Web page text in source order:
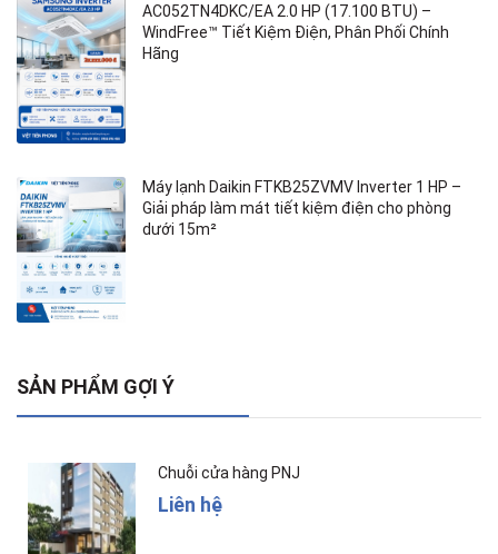
AC052TN4DKC/EA 2.0 HP (17.100 BTU) –
WindFree™ Tiết Kiệm Điện, Phân Phối Chính
Hãng
Máy lạnh Daikin FTKB25ZVMV Inverter 1 HP –
Giải pháp làm mát tiết kiệm điện cho phòng
dưới 15m²
SẢN PHẨM GỢI Ý
Chuỗi cửa hàng PNJ
Liên hệ